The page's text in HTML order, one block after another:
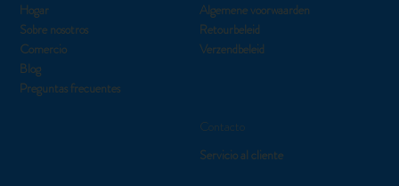
Contacto
Servicio al cliente
Algemene voorwaarden
Retourbeleid
Verzendbeleid
Hogar
Sobre nosotros
Comercio
Blog
Preguntas frecuentes